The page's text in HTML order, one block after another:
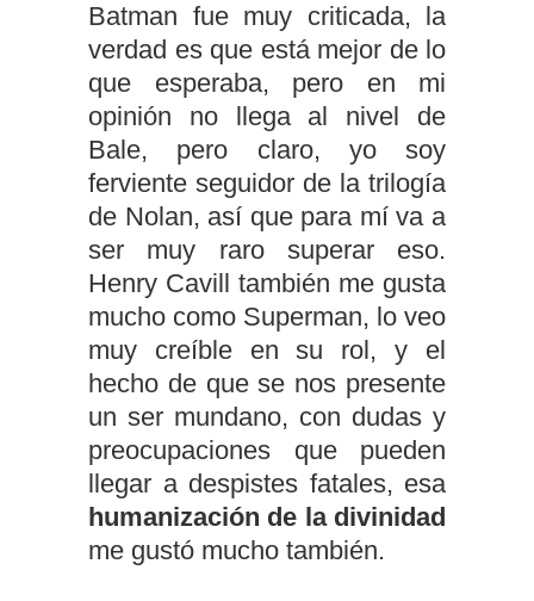
Batman fue muy criticada, la
verdad es que está mejor de lo
que esperaba, pero en mi
opinión no llega al nivel de
Bale, pero claro, yo soy
ferviente seguidor de la trilogía
de Nolan, así que para mí va a
ser muy raro superar eso.
Henry Cavill también me gusta
mucho como Superman, lo veo
muy creíble en su rol, y el
hecho de que se nos presente
un ser mundano, con dudas y
preocupaciones que pueden
llegar a despistes fatales, esa
humanización de la divinidad
me gustó mucho también.